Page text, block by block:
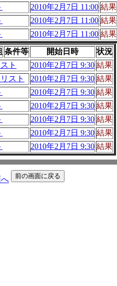
2010年2月7日 11:00 結果
2010年2月7日 11:00 結果
2010年2月7日 11:00 結果
条件等 開始日時
状況
ト 2010年2月7日 9:30 結果
スト 2010年2月7日 9:30 結果
2010年2月7日 9:30 結果
2010年2月7日 9:30 結果
2010年2月7日 9:30 結果
2010年2月7日 9:30 結果
2010年2月7日 9:30 結果